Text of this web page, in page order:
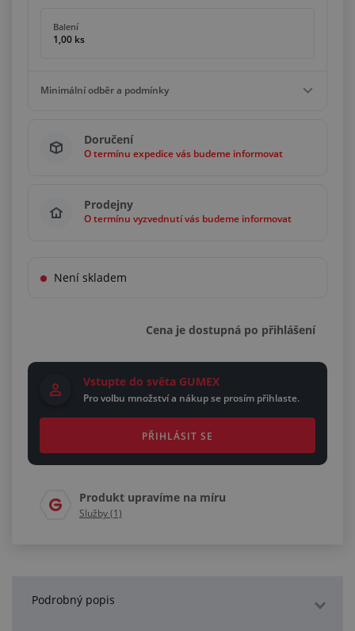
Balení
1,00 ks
Minimální odběr a podmínky
1,00 ks
Násobky 1,00 ks
Doručení
O termínu expedice vás budeme informovat
Prodejny
O termínu vyzvednutí vás budeme informovat
Není skladem
Cena je dostupná po přihlášení
Vstupte do světa GUMEX
Pro volbu množství a nákup se prosím přihlaste.
PŘIHLÁSIT SE
Produkt upravíme na míru
Služby (1)
Podrobný popis